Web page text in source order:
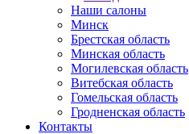
Наши салоны
Минск
Брестская область
Минская область
Могилевская область
Витебская область
Гомельская область
Гродненская область
Контакты